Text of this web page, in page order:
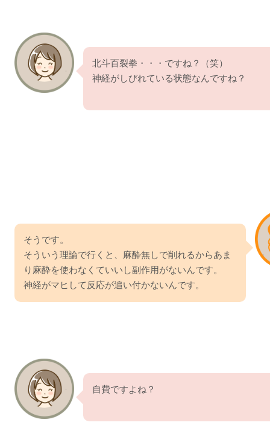
北斗百裂拳・・・ですね？（笑）
神経がしびれている状態なんですね？
そうです。
そういう理論で行くと、麻酔無しで削れるからあま
り麻酔を使わなくていいし副作用がないんです。
神経がマヒして反応が追い付かないんです。
自費ですよね？